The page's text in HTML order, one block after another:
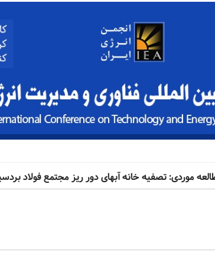
موردی: تصفیه خانه آبهای دور ریز مجتمع فولاد